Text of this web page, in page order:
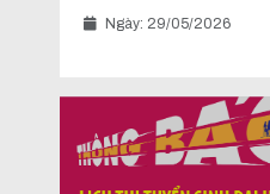
Ngày: 29/05/2026